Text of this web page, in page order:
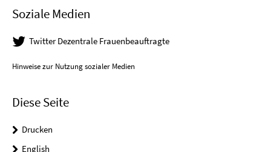
Soziale Medien
Twitter Dezentrale Frauenbeauftragte
Hinweise zur Nutzung sozialer Medien
Diese Seite
Drucken
English